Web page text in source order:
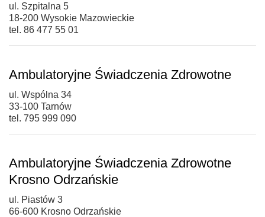
ul. Szpitalna 5
18-200 Wysokie Mazowieckie
tel. 86 477 55 01
Ambulatoryjne Świadczenia Zdrowotne
ul. Wspólna 34
33-100 Tarnów
tel. 795 999 090
Ambulatoryjne Świadczenia Zdrowotne
Krosno Odrzańskie
ul. Piastów 3
66-600 Krosno Odrzańskie